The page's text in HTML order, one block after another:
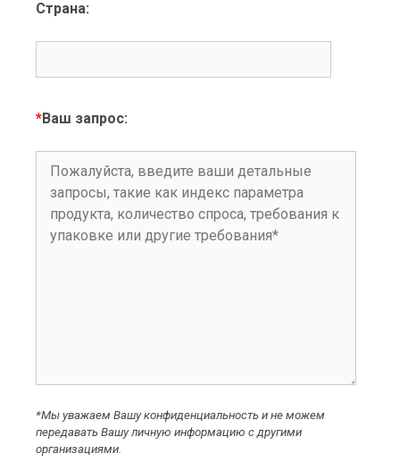
Страна:
*Ваш запрос:
*Мы уважаем Вашу конфиденциальность и не можем
передавать Вашу личную информацию с другими
организациями.